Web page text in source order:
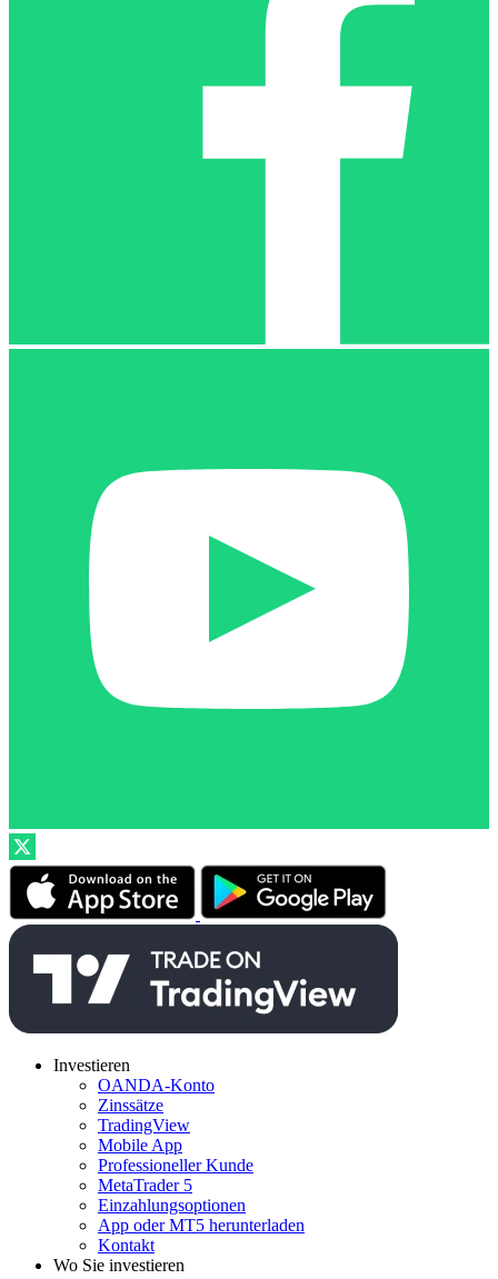
Investieren
OANDA-Konto
Zinssätze
TradingView
Mobile App
Professioneller Kunde
MetaTrader 5
Einzahlungsoptionen
App oder MT5 herunterladen
Kontakt
Wo Sie investieren